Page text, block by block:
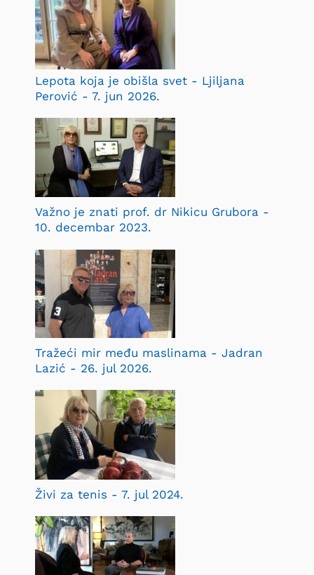
Lepota koja je obišla svet - Ljiljana
Perović - 7. jun 2026.
Važno je znati prof. dr Nikicu Grubora -
10. decembar 2023.
Tražeći mir među maslinama - Jadran
Lazić - 26. jul 2026.
Živi za tenis - 7. jul 2024.